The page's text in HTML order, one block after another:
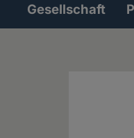
Gesellschaft